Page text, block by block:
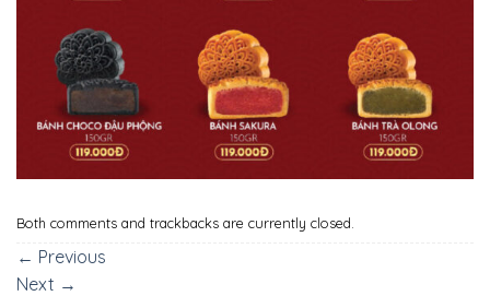
Both comments and trackbacks are currently closed.
← Previous
Next →